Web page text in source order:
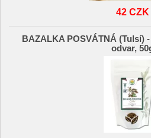
42 CZK
BAZALKA POSVÁTNÁ (Tulsí)
odvar,